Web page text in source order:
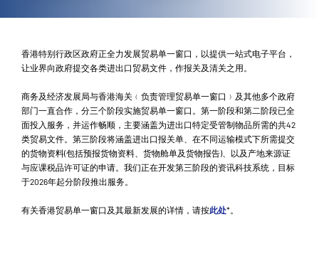
香港特别行政区政府正全力发展贸易单一窗口，以提供一站式电子平台，
让业界向政府提交各类进出口贸易文件，作报关及清关之用。
商务及经济发展局与香港海关﹙负责管理贸易单一窗口﹚及其他多个政府
部门一直合作，分三个阶段实施贸易单一窗口。第一阶段和第二阶段已全
面投入服务，并运作畅顺，主要涵盖为进出口特定受管制物品所需的共42
类贸易文件。第三阶段将涵盖进出口报关单、在不同运输模式下所需提交
的货物资料(包括预报货物资料、货物舱单及货物报告)、以及产地来源证
与应课税品许可证的申请。我们正在开发第三阶段的资讯科技系统，目标
于2026年起分阶段推出服务。
有关香港贸易单一窗口及其最新发展的详情，请按此处*。